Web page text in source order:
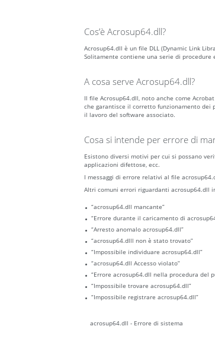
Cos’è Acrosup64.dll?
Acrosup64.dll è un file DLL (Dynamic Link
Solitamente contiene una serie di procedure
A cosa serve Acrosup64.dll?
Il file Acrosup64.dll, noto anche come
che garantisce il corretto funzionamento dei
il lavoro del software associato.
Cosa si intende per errore di
Esistono diversi motivi per cui si possano
applicazioni difettose, ecc.
I messaggi di errore relativi al file
Altri comuni errori riguardanti acrosup64.dll
“acrosup64.dll mancante”
“Errore durante il caricamento di
“Arresto anomalo acrosup64.dll”
“acrosup64.dlll non è stato trovato”
“Impossibile individuare acrosup64.dll”
“acrosup64.dll Accesso violato”
“Errore acrosup64.dll nella procedura del
“Impossibile trovare acrosup64.dll”
“Impossibile registrare acrosup64.dll”
acrosup64.dll - Errore di sistema